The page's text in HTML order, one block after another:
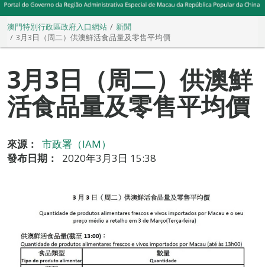
澳門特別行政區政府入口網站
新聞
3月3日（周二）供澳鮮活食品量及零售平均價
3月3日（周二）供澳鮮
活食品量及零售平均價
來源：
市政署（IAM）
發布日期：
2020年3月3日 15:38